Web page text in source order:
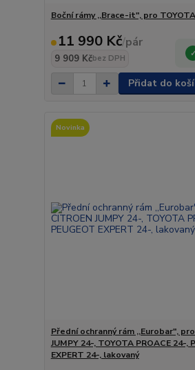
Boční rámy ,,Brace-it", pro
11 990 Kč/pár
9 909 Kčbez DPH
Přidat do
Novinka
Přední ochranný rám ,,Eurobar",
JUMPY 24-, TOYOTA PROACE 24-,
EXPERT 24-, lakovaný